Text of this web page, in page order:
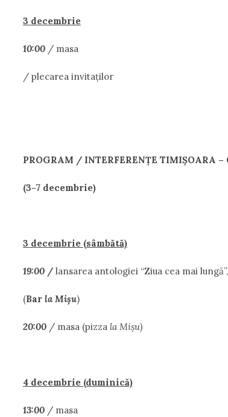
3 decembrie
10:00 / masa
/ plecarea invitaţilor
PROGRAM / INTERFERENŢE TIMIŞOARA –
(3-7 decembrie)
3 decembrie (sâmbătă)
19:00 / lansarea antologiei “Ziua cea mai
(Bar la Mişu)
20:00 / masa (pizza la Mişu)
4 decembrie (duminică)
13:00 / masa